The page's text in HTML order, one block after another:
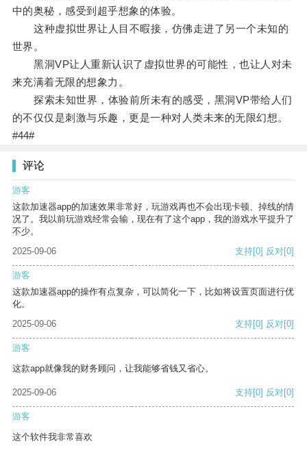
中的奥秘，感受到超乎想象的体验。
这种虚拟世界让人目不暇接，仿佛走进了另一个未知的
世界。
黑洞VP让人重新认识了虚拟世界的可能性，也让人对未
来充满着无限的想象力。
探索未知世界，体验前所未有的感受，黑洞VP带给人们
的不仅仅是刺激与乐趣，更是一种对人类未来的无限幻想。
#44#
评论
游客
这款加速器app的加速效果非常好，玩游戏再也不会出现卡顿、掉线的情
况了。我以前玩游戏经常会输，现在有了这个app，我的游戏水平提升了
不少。
2025-09-06
支持[0] 反对[0]
游客
这款加速器app的操作有点复杂，可以简化一下，比如将设置页面进行优
化。
2025-09-06
支持[0] 反对[0]
游客
这款app就像我的财务顾问，让我能够省钱又省心。
2025-09-06 支持[0] 反对[0]
游客
这个软件我非常喜欢